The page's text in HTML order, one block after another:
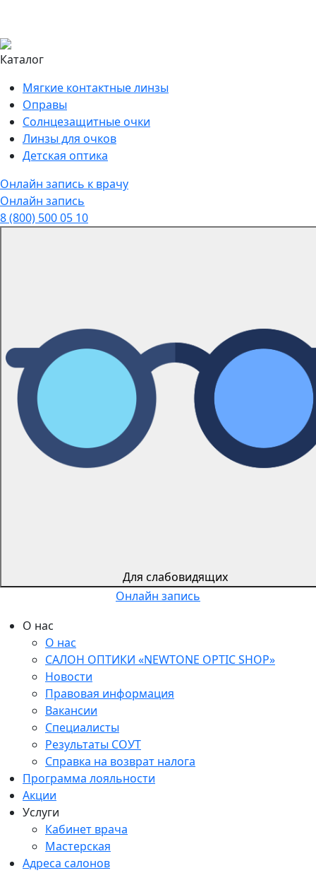
Каталог
Мягкие контактные линзы
Оправы
Солнцезащитные очки
Линзы для очков
Детская оптика
Онлайн запись к врачу
Онлайн запись
8 (800) 500 05 10
Для слабовидящиx
Онлайн запись
О нас
О нас
САЛОН ОПТИКИ «NEWTONE OPTIC SHOP»
Новости
Правовая информация
Вакансии
Специалисты
Результаты СОУТ
Справка на возврат налога
Программа лояльности
Акции
Услуги
Кабинет врача
Мастерская
Адреса салонов